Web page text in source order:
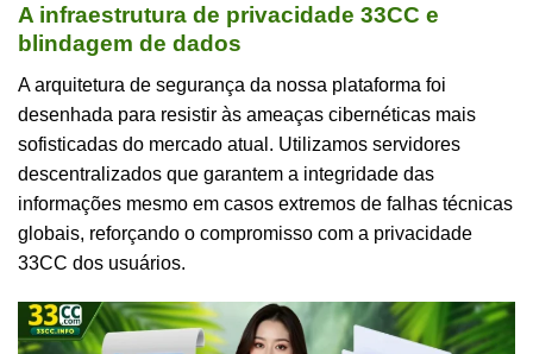
A infraestrutura de privacidade 33CC e
blindagem de dados
A arquitetura de segurança da nossa plataforma foi
desenhada para resistir às ameaças cibernéticas mais
sofisticadas do mercado atual. Utilizamos servidores
descentralizados que garantem a integridade das
informações mesmo em casos extremos de falhas técnicas
globais, reforçando o compromisso com a privacidade
33CC dos usuários.